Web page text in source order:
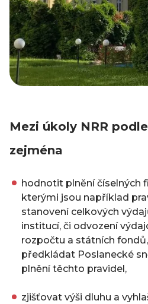
Mezi úkoly NRR
zejména
hodnotit plnění číselných
kterými jsou například
stanovení celkových
institucí, či odvození
rozpočtu a státních
předkládat Poslanecké
plnění těchto pravidel,
zjišťovat výši dluhu a